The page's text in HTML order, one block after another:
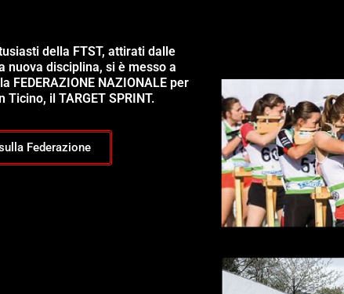
della FTST, attirati dalle
nuova disciplina, si è messo a
FEDERAZIONE NAZIONALE per
Ticino, il TARGET SPRINT.
Federazione